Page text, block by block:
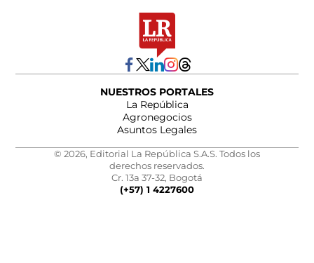
NUESTROS PORTALES
La República
Agronegocios
Asuntos Legales
© 2026, Editorial La República S.A.S. Todos los
derechos reservados.
Cr. 13a 37-32, Bogotá
(+57) 1 4227600